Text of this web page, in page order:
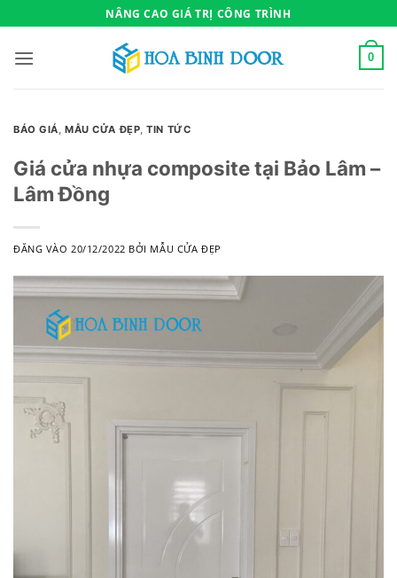
qua
nội
NÂNG CAO GIÁ TRỊ CÔNG TRÌNH
0
BÁO GIÁ,MẪU CỬA ĐẸP,TIN TỨC
Giá cửa nhựa composite tại Bảo Lâm –
Lâm Đồng
ĐĂNG VÀO 20/12/2022 BỞI MẪU CỬA ĐẸP